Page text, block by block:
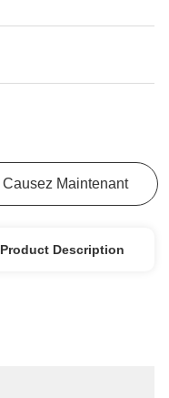
Causez Maintenant
Product Description